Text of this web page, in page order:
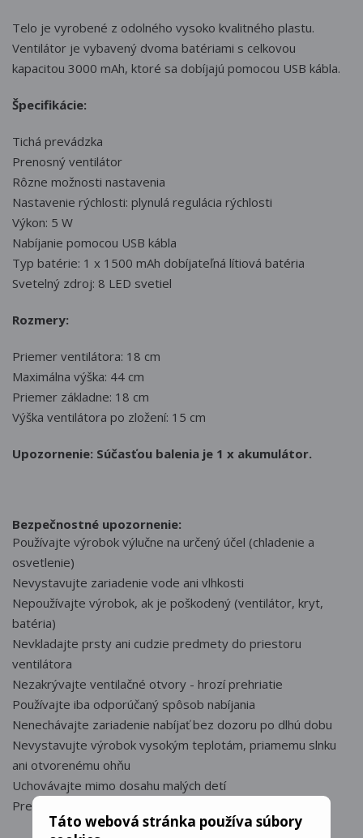
Táto webová stránka používa súbory
Telo je vyrobené z odolného vysoko kvalitného plastu.
Ventilátor je vybavený dvoma batériami s celkovou
kapacitou 3000 mAh, ktoré sa dobíjajú pomocou USB kábla.
Špecifikácie:
Tichá prevádzka
Prenosný ventilátor
Rôzne možnosti nastavenia
Nastavenie rýchlosti: plynulá regulácia rýchlosti
Výkon: 5 W
Nabíjanie pomocou USB kábla
Typ batérie: 1 x 1500 mAh dobíjateľná lítiová batéria
Svetelný zdroj: 8 LED svetiel
Rozmery:
Priemer ventilátora: 18 cm
Maximálna výška: 44 cm
Priemer základne: 18 cm
Výška ventilátora po zložení: 15 cm
Upozornenie: Súčasťou balenia je 1 x akumulátor.
Bezpečnostné upozornenie:
Používajte výrobok výlučne na určený účel (chladenie a
osvetlenie)
Nevystavujte zariadenie vode ani vlhkosti
Nepoužívajte výrobok, ak je poškodený (ventilátor, kryt,
batéria)
Nevkladajte prsty ani cudzie predmety do priestoru
ventilátora
Nezakrývajte ventilačné otvory - hrozí prehriatie
Používajte iba odporúčaný spôsob nabíjania
Nenechávajte zariadenie nabíjať bez dozoru po dlhú dobu
Nevystavujte výrobok vysokým teplotám, priamemu slnku
ani otvorenému ohňu
Uchovávajte mimo dosahu malých detí
Pred čistením alebo údržbou zariadenie vypnite